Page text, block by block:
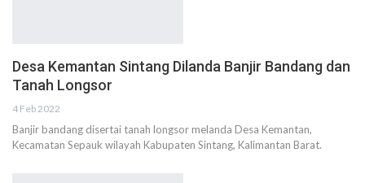
Desa Kemantan Sintang Dilanda Banjir Bandang dan
Tanah Longsor
4 Feb 2022
Banjir bandang disertai tanah longsor melanda Desa Kemantan,
Kecamatan Sepauk wilayah Kabupaten Sintang, Kalimantan Barat.